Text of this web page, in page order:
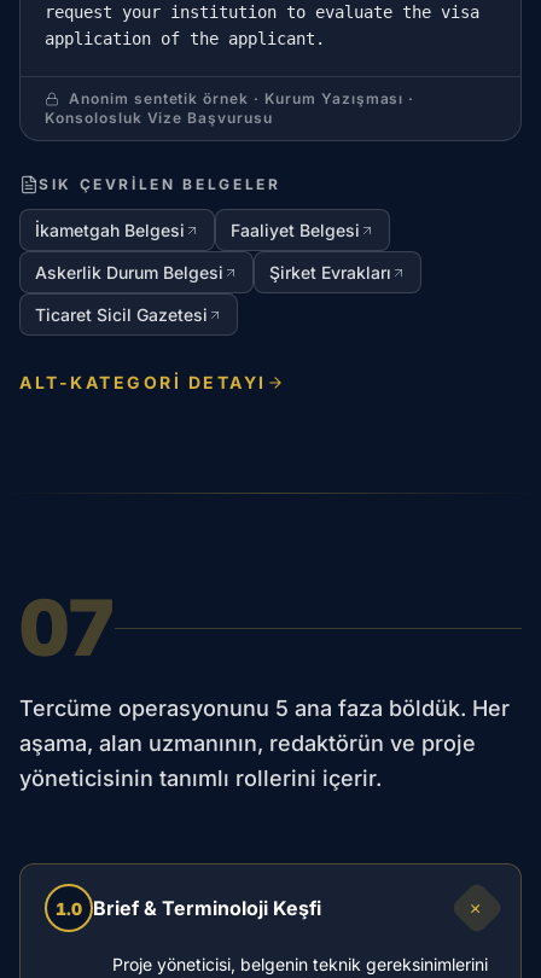
request your institution to evaluate the visa
application of the applicant.
Anonim sentetik örnek · Kurum Yazışması ·
Konsolosluk Vize Başvurusu
SIK ÇEVRILEN BELGELER
İkametgah Belgesi Faaliyet Belgesi
Askerlik Durum Belgesi Şirket Evrakları
Ticaret Sicil Gazetesi
ALT-KATEGORI DETAYI
07
Tercüme operasyonunu 5 ana faza böldük. Her
aşama, alan uzmanının, redaktörün ve proje
yöneticisinin tanımlı rollerini içerir.
1.0 Brief & Terminoloji Keşfi +
Proje yöneticisi, belgenin teknik gereksinimlerini